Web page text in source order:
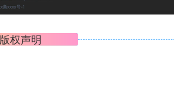
权声明